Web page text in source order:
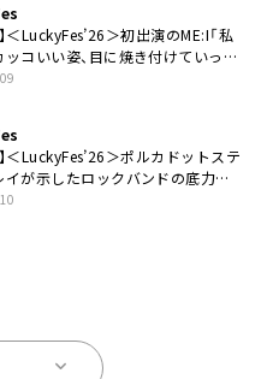
＜LuckyFes’26＞初出演のME:I「私
ッコいい姿、目に焼き付けていって
＜LuckyFes’26＞ポルカドットステ
イが示したロックバンドの底力
のマスコットキャラクターである